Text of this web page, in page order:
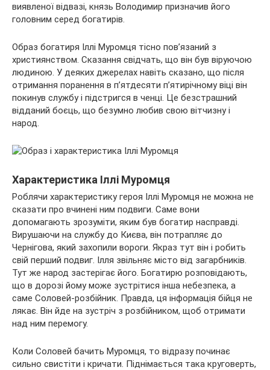
виявленої відвазі, князь Володимир призначив його
головним серед богатирів.
Образ богатиря Іллі Муромця тісно пов’язаний з
християнством. Сказання свідчать, що він був віруючою
людиною. У деяких джерелах навіть сказано, що після
отримання поранення в п’ятдесяти п’ятирічному віці він
покинув службу і підстригся в ченці. Це безстрашний
відданий боєць, що безумно любив свою вітчизну і
народ.
Характеристика Іллі Муромця
Роблячи характеристику героя Іллі Муромця не можна не
сказати про вчинені ним подвиги. Саме вони
допомагають зрозуміти, яким був богатир насправді.
Вирушаючи на службу до Києва, він потрапляє до
Чернігова, який захопили вороги. Якраз тут він і робить
свій перший подвиг. Ілля звільняє місто від загарбників.
Тут же народ застерігає його. Богатирю розповідають,
що в дорозі йому може зустрітися інша небезпека, а
саме Соловей-розбійник. Правда, ця інформація бійця не
лякає. Він йде на зустріч з розбійником, щоб отримати
над ним перемогу.
Коли Соловей бачить Муромця, то відразу починає
сильно свистіти і кричати. Піднімається така круговерть,